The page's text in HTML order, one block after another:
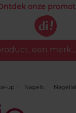
onze
een
up Nagels